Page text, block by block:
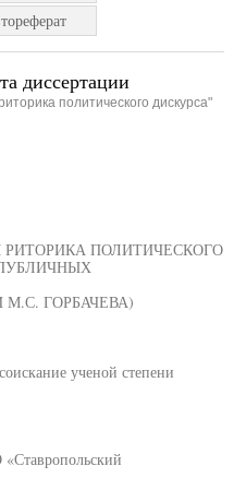
диссертации
политического дискурса"
ПОЛИТИЧЕСКОГО
ГОРБАЧЕВА)
ученой степени